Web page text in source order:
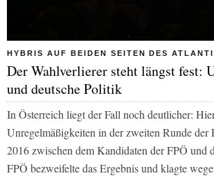
HYBRIS AUF BEIDEN SEITEN DES
Der Wahlverlierer steht längst fest:
und deutsche Politik
In Österreich liegt der Fall noch deutlicher:
Unregelmäßigkeiten in der zweiten Runde der
2016 zwischen dem Kandidaten der FPÖ und
FPÖ bezweifelte das Ergebnis und klagte